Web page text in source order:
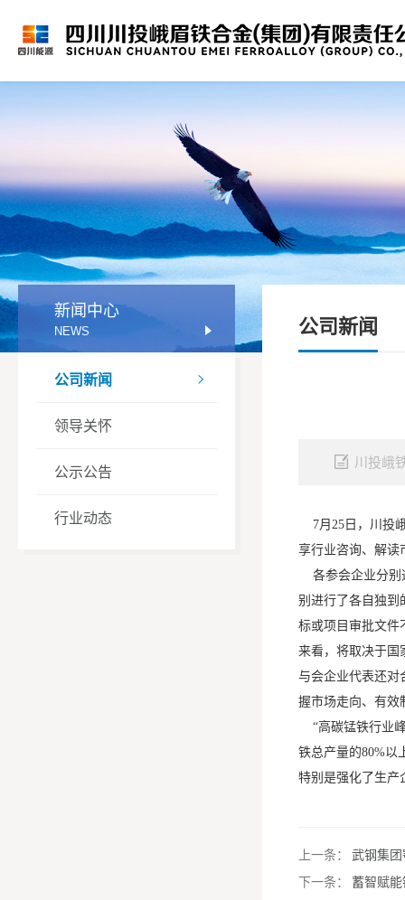
新闻中心
NEWS

公司新闻
领导关怀
公示公告
行业动态
公司新闻
川投峨
7月25日，川投
享行业咨询、解读
各参会企业分别
别进行了各自独到
标或项目审批文件
来看，将取决于国
与会企业代表还对
握市场走向、有效
“高碳锰铁行业
铁总产量的80%以
特别是强化了
上一条：
武钢集
下一条：
蓄智赋